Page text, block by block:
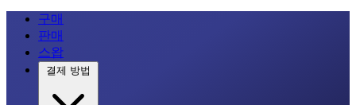
구매
판매
스왑
결제 방법